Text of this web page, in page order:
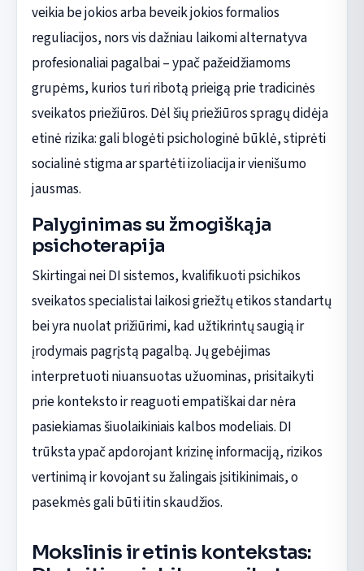
veikia be jokios arba beveik jokios formalios
reguliacijos, nors vis dažniau laikomi alternatyva
profesionaliai pagalbai – ypač pažeidžiamoms
grupėms, kurios turi ribotą prieigą prie tradicinės
sveikatos priežiūros. Dėl šių priežiūros spragų didėja
etinė rizika: gali blogėti psichologinė būklė, stiprėti
socialinė stigma ar spartėti izoliacija ir vienišumo
jausmas.
Palyginimas su žmogiškąja
psichoterapija
Skirtingai nei DI sistemos, kvalifikuoti psichikos
sveikatos specialistai laikosi griežtų etikos standartų
bei yra nuolat prižiūrimi, kad užtikrintų saugią ir
įrodymais pagrįstą pagalbą. Jų gebėjimas
interpretuoti niuansuotas užuominas, prisitaikyti
prie konteksto ir reaguoti empatiškai dar nėra
pasiekiamas šiuolaikiniais kalbos modeliais. DI
trūksta ypač apdorojant krizinę informaciją, rizikos
vertinimą ir kovojant su žalingais įsitikinimais, o
pasekmės gali būti itin skaudžios.
Mokslinis ir etinis kontekstas: